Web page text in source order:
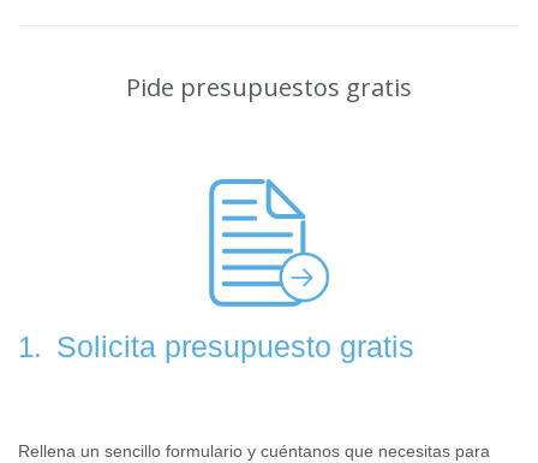
Pide presupuestos gratis
1. Solicita presupuesto gratis
Rellena un sencillo formulario y cuéntanos que necesitas para